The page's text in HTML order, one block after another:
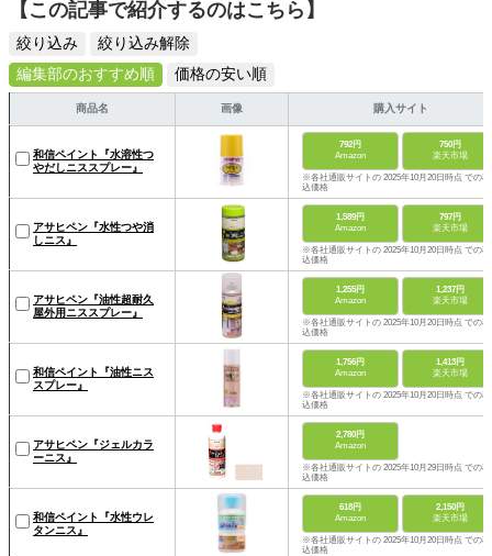
【この記事で紹介するのはこちら】
絞り込み
絞り込み解除
編集部のおすすめ順
価格の安い順
商品名 画像 購入サイト
和信ペイント『水溶性つ
やだしニススプレー』
792円
Amazon
750円
楽天市場
※各社通販サイトの 2025年10月20日時点 での税
込価格
アサヒペン『水性つや消
しニス』
1,589円
Amazon
797円
楽天市場
※各社通販サイトの 2025年10月20日時点 での税
込価格
アサヒペン『油性超耐久
屋外用ニススプレー』
1,255円
Amazon
1,237円
楽天市場
※各社通販サイトの 2025年10月20日時点 での税
込価格
和信ペイント『油性ニス
スプレー』
1,756円
Amazon
1,413円
楽天市場
※各社通販サイトの 2025年10月20日時点 での税
込価格
アサヒペン『ジェルカラ
ーニス』
2,780円
Amazon
※各社通販サイトの 2025年10月29日時点 での税
込価格
和信ペイント『水性ウレ
タンニス』
618円
Amazon
2,150円
楽天市場
※各社通販サイトの 2025年10月20日時点 での税
込価格